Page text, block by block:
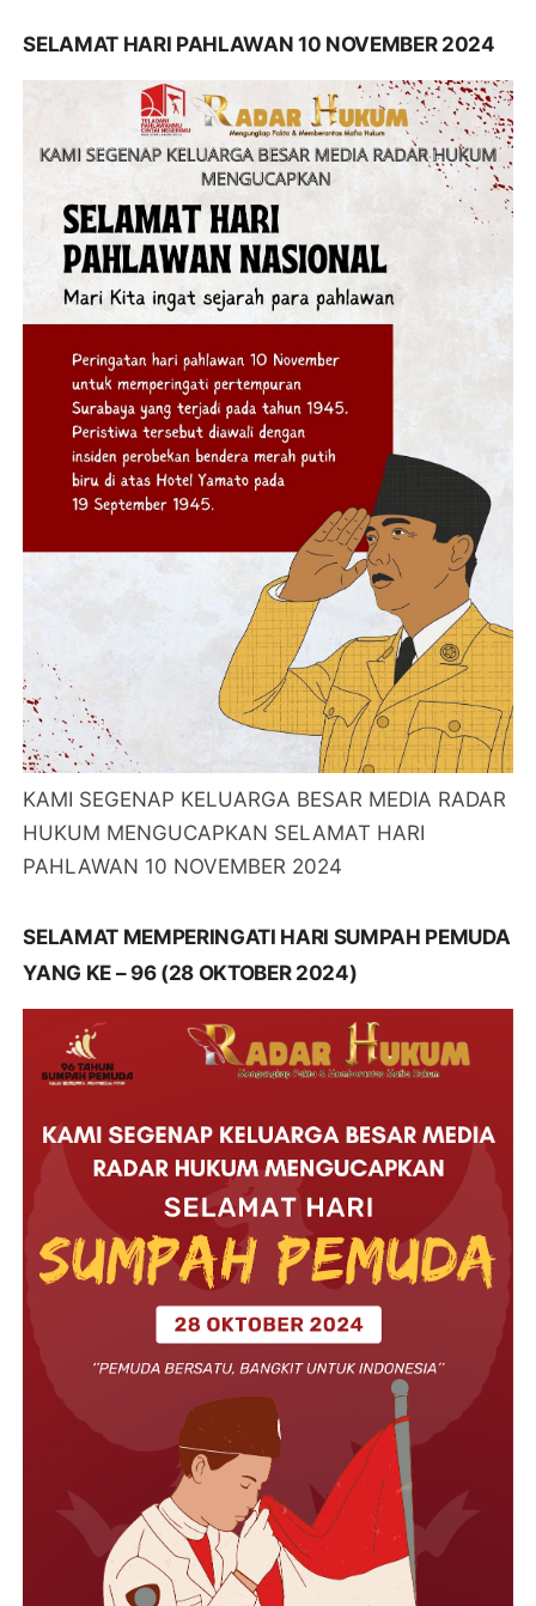
SELAMAT HARI PAHLAWAN 10 NOVEMBER 2024
KAMI SEGENAP KELUARGA BESAR MEDIA RADAR
HUKUM MENGUCAPKAN SELAMAT HARI
PAHLAWAN 10 NOVEMBER 2024
SELAMAT MEMPERINGATI HARI SUMPAH PEMUDA
YANG KE – 96 (28 OKTOBER 2024)